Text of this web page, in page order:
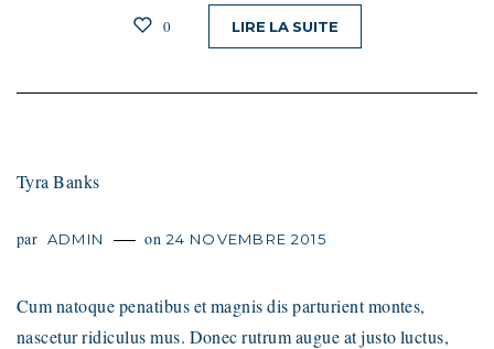
0 LIRE LA SUITE
Tyra Banks
par ADMIN on 24 NOVEMBRE 2015
Cum natoque penatibus et magnis dis parturient montes,
nascetur ridiculus mus. Donec rutrum augue at justo luctus,